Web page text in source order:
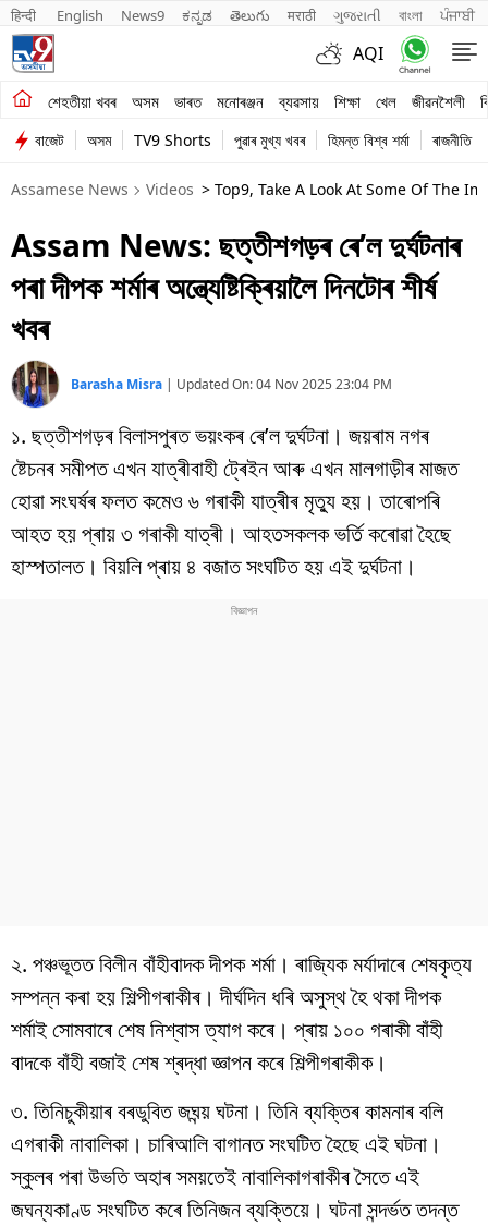
हिन्दी English News9 ಕನ್ನಡ తెలుగు मराठी ગુજરાતી বাংলা ਪੰਜਾਬੀ
AQI
শেহতীয়া খবৰ অসম ভাৰত মনোৰঞ্জন ব্যৱসায় শিক্ষা খেল জীৱনশৈলী
শেহতীয়া খবৰ
অসম
ভাৰত
মনোৰঞ্জন
ব্যৱসায়
শিক্ষা
খেল
জীৱনশৈলী
বিশ্ব
প্ৰযুক্তি
বাজেট অসম TV9 Shorts পুৱাৰ মুখ্য খবৰ হিমন্ত বিশ্ব শৰ্মা ৰাজনীতি
Assamese News Videos > Top9, Take A Look At Some Of The
Assam News: ছত্তীশগড়ৰ ৰে’ল দুৰ্ঘটনাৰ
পৰা দীপক শৰ্মাৰ অন্ত্যেষ্টিক্ৰিয়ালৈ দিনটোৰ শীৰ্ষ
খবৰ
Barasha Misra | Updated On:04 Nov 2025 23:04 PM
১. ছত্তীশগড়ৰ বিলাসপুৰত ভয়ংকৰ ৰে’ল দুৰ্ঘটনা। জয়ৰাম নগৰ
ষ্টেচনৰ সমীপত এখন যাত্ৰীবাহী ট্ৰেইন আৰু এখন মালগাড়ীৰ মাজত
হোৱা সংঘৰ্ষৰ ফলত কমেও ৬ গৰাকী যাত্ৰীৰ মৃত্যু হয়। তাৰোপৰি
আহত হয় প্ৰায় ৩ গৰাকী যাত্ৰী। আহতসকলক ভৰ্তি কৰোৱা হৈছে
হাস্পতালত। বিয়লি প্ৰায় ৪ বজাত সংঘটিত হয় এই দুৰ্ঘটনা।
২. পঞ্চভূতত বিলীন বাঁহীবাদক দীপক শৰ্মা। ৰাজ্যিক মৰ্যাদাৰে শেষকৃত্য
সম্পন্ন কৰা হয় শিল্পীগৰাকীৰ। দীৰ্ঘদিন ধৰি অসুস্থ হৈ থকা দীপক
শৰ্মাই সোমবাৰে শেষ নিশ্বাস ত্যাগ কৰে। প্ৰায় ১০০ গৰাকী বাঁহী
বাদকে বাঁহী বজাই শেষ শ্ৰদ্ধা জ্ঞাপন কৰে শিল্পীগৰাকীক।
৩. তিনিচুকীয়াৰ বৰডুবিত জঘন্য় ঘটনা। তিনি ব্যক্তিৰ কামনাৰ বলি
এগৰাকী নাবালিকা। চাৰিআলি বাগানত সংঘটিত হৈছে এই ঘটনা।
স্কুলৰ পৰা উভতি অহাৰ সময়তেই নাবালিকাগৰাকীৰ সৈতে এই
জঘন্যকাণ্ড সংঘটিত কৰে তিনিজন ব্যক্তিয়ে। ঘটনা সন্দৰ্ভত তদন্ত